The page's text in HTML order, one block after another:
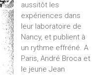
aussitôt les
expériences dans
leur laboratoire de
Nancy, et publient à
un rythme effréné. A
Paris, André Broca et
le jeune Jean